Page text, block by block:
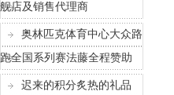
舰店及销售代理商
奥林匹克体育中心大众路
跑全国系列赛法藤全程赞助
迟来的积分炙热的礼品